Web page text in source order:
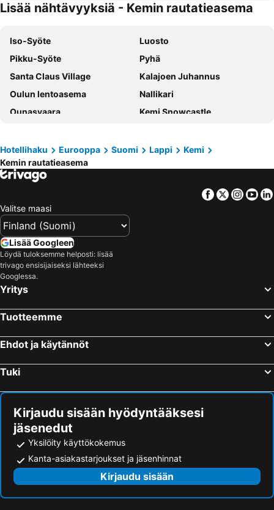
Lisää nähtävyyksiä - Kemin rautatieasema
Iso-Syöte
Luosto
Pikku-Syöte
Pyhä
Santa Claus Village
Kalajoen Juhannus
Oulun lentoasema
Nallikari
Ounasvaara
Kemi Snowcastle
Arctic Circle
Ouluhalli
Pyhä
Suomutunturi
Rovaniemi Airport
Qstock
RanuaZoo
Kemin rautatieasema
Kemi-Tornio Airport
Luleå skärgård
Lapland Safaris
Luleå Airport
Tietomaa
Rovaniemi Bus Station
Pajala Airport
Turkansaaren ulkomuseo
Coop Arena
Leos Lekland
Gammelstads kyrkstad
Hotellihaku Eurooppa Suomi Lappi
Kemi
Kemin rautatieasema
Facebook
Twitter
Valitse maasi
Lisää Googleen
Löydä tuloksemme helposti: lisää
trivago ensisijaiseksi lähteeksi
Googlessa.
Yritys
Tuotteemme
Ehdot ja käytännöt
Tuki
Kirjaudu sisään hyödyntääksesi
jäsenedut
Yksilöity käyttökokemus
Kanta-asiakastarjoukset ja jäsenhinnat
Kirjaudu sisään